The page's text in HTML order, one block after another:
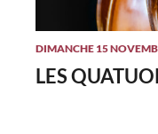
DIMANCHE 15
LES